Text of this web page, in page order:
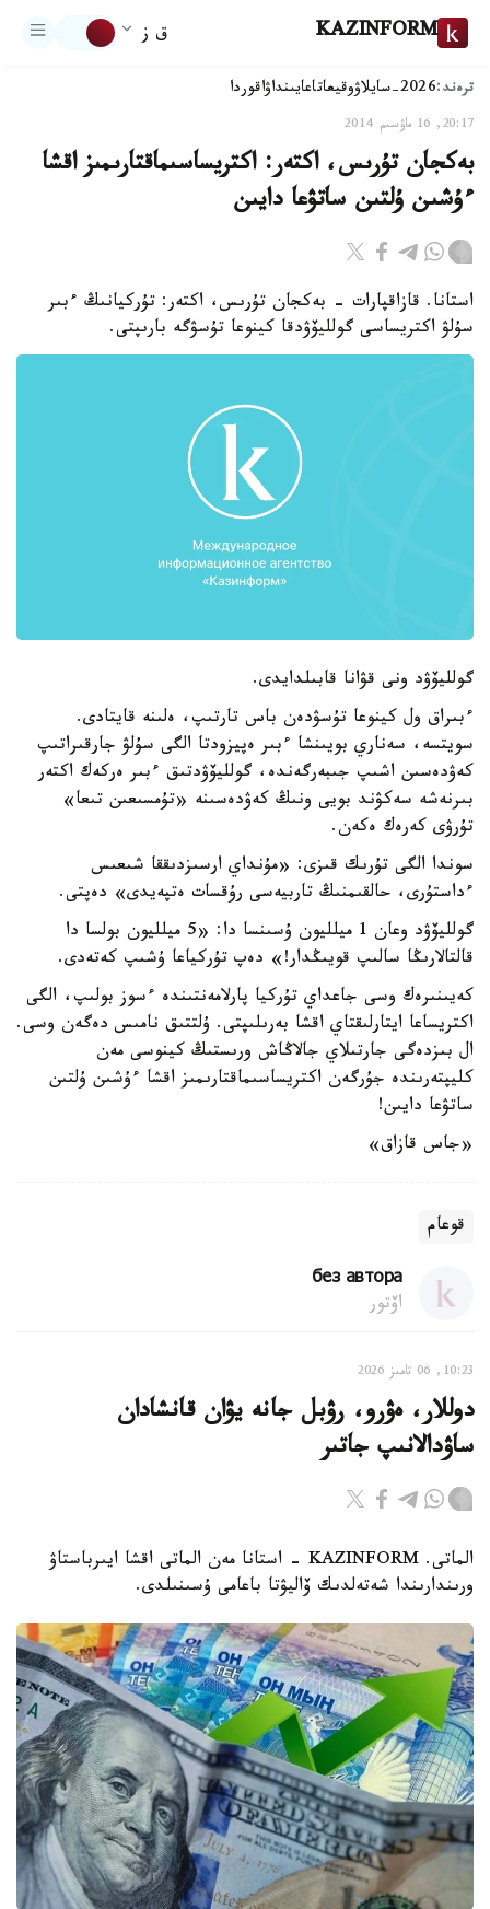
KAZINFORM ق ز
ترەند:2026-سايلاۋ وقيعاتاعايىنداۋاقوردا
20:17, 16 ماۋسىم 2014
بەكجان تۇرىس، اكتەر: اكتريساسىماقتارىمىز اقشا
ءۇشىن ۇلتىن ساتۋعا دايىن
استانا. قازاقپارات - بەكجان تۇرىس، اكتەر: تۇركيانىڭ ءبىر
سۇلۋ اكتريساسى گولليۆۋدقا كينوعا تۇسۋگە بارىپتى.
گولليۆۋد ونى قۋانا قابىلدايدى.
ءبىراق ول كينوعا تۇسۋدەن باس تارتىپ، ەلىنە قايتادى.
سويتسە، سەناري بويىنشا ءبىر ەپيزودتا الگى سۇلۋ جارقىراتىپ
كەۋدەسىن اشىپ جىبەرگەندە، گولليۆۋدتىق ءبىر ەركەك اكتەر
بىرنەشە سەكۋند بويى ونىڭ كەۋدەسىنە «تۇمسىعىن تىعا»
تۇرۋى كەرەك ەكەن.
سوندا الگى تۇرىك قىزى: «مۇنداي ارسىزدىققا شىعىس
ءداستۇرى، حالقىمنىڭ تاربيەسى رۇقسات ەتپەيدى» دەپتى.
گولليۆۋد وعان 1 ميلليون ۇسىنسا دا: «5 ميلليون بولسا دا
قالتالارىڭا سالىپ قويىڭدار!» دەپ تۇركياعا ۇشىپ كەتەدى.
كەيىنىرەك وسى جاعداي تۇركيا پارلامەنتىندە ءسوز بولىپ، الگى
اكتريساعا ايتارلىقتاي اقشا بەرىلىپتى. ۇلتتىق نامىس دەگەن وسى.
ال بىزدەگى جارتىلاي جالاڭاش ورىستىڭ كينوسى مەن
كليپتەرىندە جۇرگەن اكتريساسىماقتارىمىز اقشا ءۇشىن ۇلتىن
ساتۋعا دايىن!
«جاس قازاق»
قوعام
без автора
اۆتور
10:23, 06 تامىز 2026
دوللار، ەۋرو، رۋبل جانە يۋان قانشادان
ساۋدالانىپ جاتىر
الماتى. KAZINFORM - استانا مەن الماتى اقشا ايىرباستاۋ
ورىندارىندا شەتەلدىك ۆاليۋتا باعامى ۇسىنىلدى.